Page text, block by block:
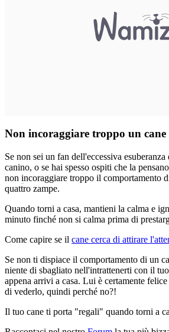
Non incoraggiare troppo un cane
Se non sei un fan dell'eccessiva
canino, o se hai spesso ospiti che la
non incoraggiare troppo il comportamento
quattro zampe.
Quando torni a casa, mantieni la calma e
minuto finché non si calma prima di
Come capire se il cane cerca di attirare
Se non ti dispiace il comportamento di un
niente di sbagliato nell'intrattenerti con il
appena arrivi a casa. Lui è certamente
di vederlo, quindi perché no?!
Il tuo cane ti porta "regali" quando torni a